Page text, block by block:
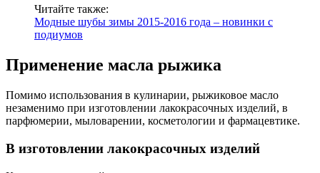
Читайте также:
Модные шубы зимы 2015-2016 года – новинки с
подиумов
Применение масла рыжика
Помимо использования в кулинарии, рыжиковое масло
незаменимо при изготовлении лакокрасочных изделий, в
парфюмерии, мыловарении, косметологии и фармацевтике.
В изготовлении лакокрасочных изделий